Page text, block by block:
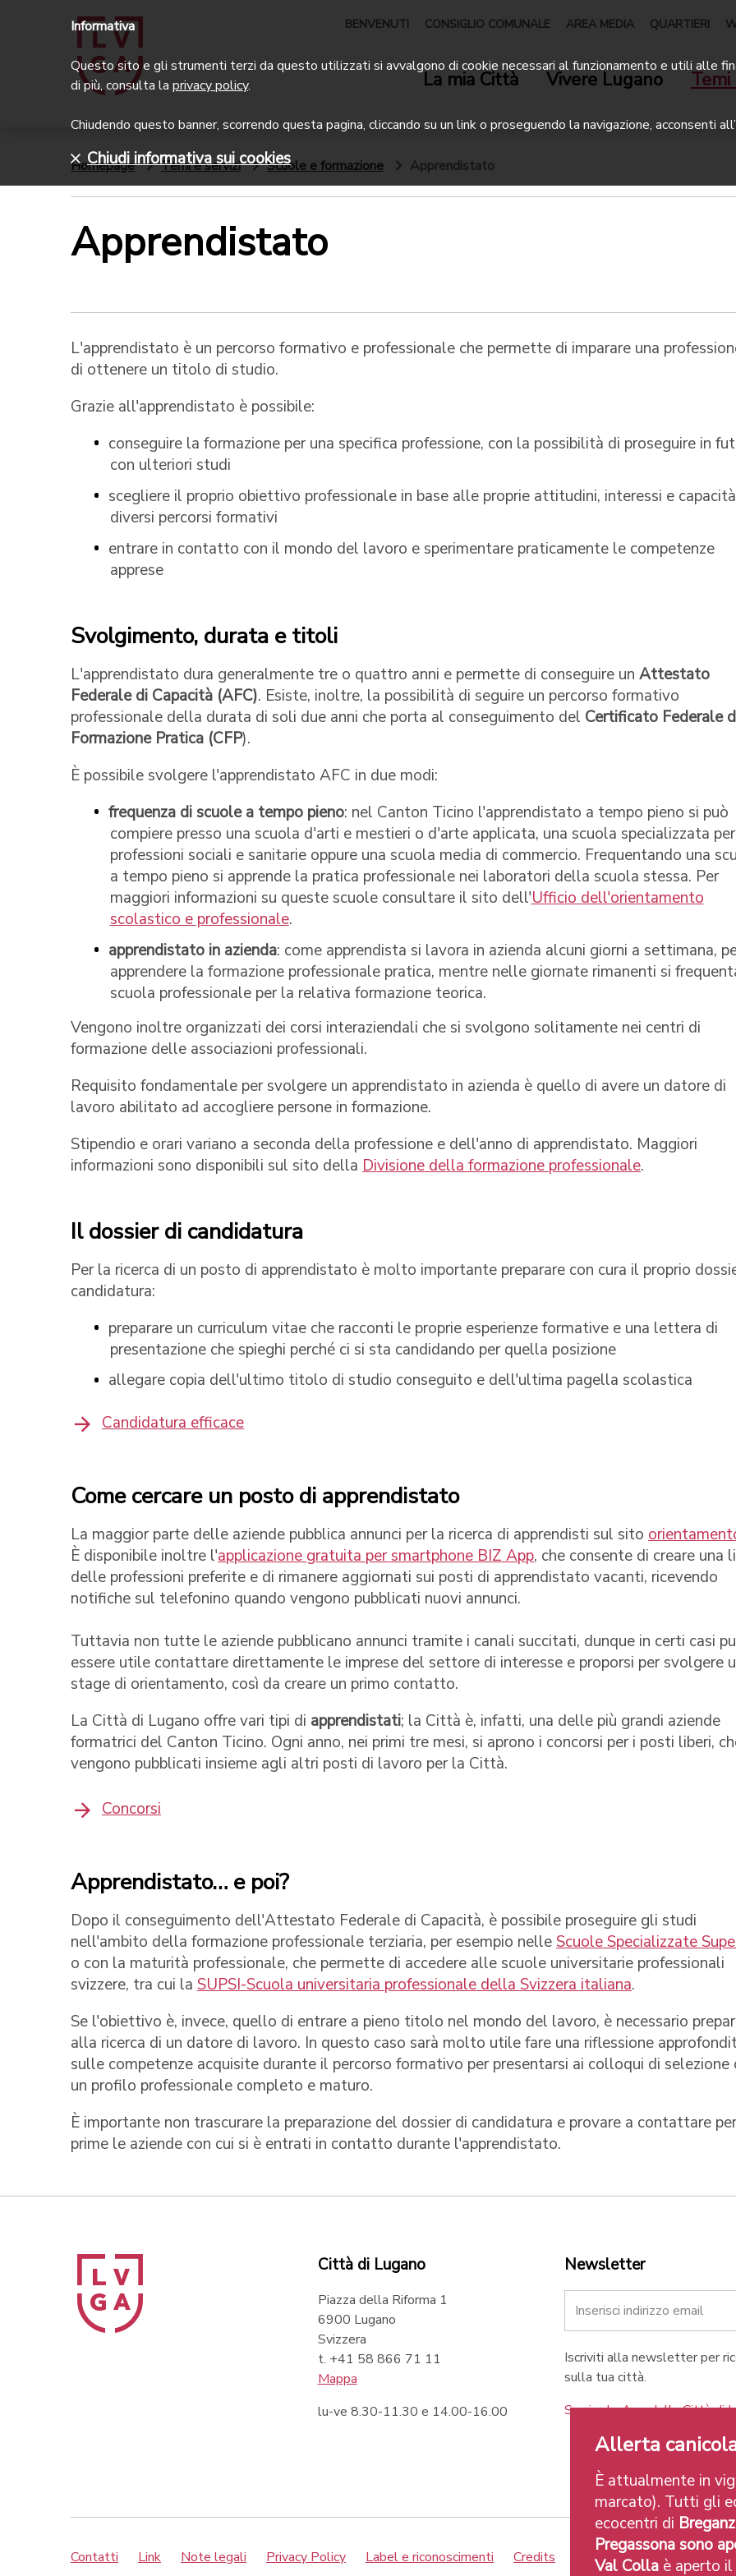
BENVENUTI CONSIGLIO COMUNALE AREA MEDIA QUARTIERI
La mia Città Vivere Lugano Temi
Homepage Temi e servizi Scuole e formazione Apprendistato
Apprendistato
L'apprendistato è un percorso formativo e professionale che permette di imparare una
di ottenere un titolo di studio.
Grazie all'apprendistato è possibile:
conseguire la formazione per una specifica professione, con la possibilità di proseguire in
con ulteriori studi
scegliere il proprio obiettivo professionale in base alle proprie attitudini, interessi e
diversi percorsi formativi
entrare in contatto con il mondo del lavoro e sperimentare praticamente le competenze
apprese
Svolgimento, durata e titoli
L'apprendistato dura generalmente tre o quattro anni e permette di conseguire un Attestato
Federale di Capacità (AFC). Esiste, inoltre, la possibilità di seguire un percorso formativo
professionale della durata di soli due anni che porta al conseguimento del Certificato Federale
Formazione Pratica (CFP).
È possibile svolgere l'apprendistato AFC in due modi:
frequenza di scuole a tempo pieno: nel Canton Ticino l'apprendistato a tempo pieno si può
compiere presso una scuola d'arti e mestieri o d'arte applicata, una scuola specializzata
professioni sociali e sanitarie oppure una scuola media di commercio. Frequentando una
a tempo pieno si apprende la pratica professionale nei laboratori della scuola stessa. Per
maggiori informazioni su queste scuole consultare il sito dell'Ufficio dell'orientamento
scolastico e professionale.
apprendistato in azienda: come apprendista si lavora in azienda alcuni giorni a settimana,
apprendere la formazione professionale pratica, mentre nelle giornate rimanenti si
scuola professionale per la relativa formazione teorica.
Vengono inoltre organizzati dei corsi interaziendali che si svolgono solitamente nei centri di
formazione delle associazioni professionali.
Requisito fondamentale per svolgere un apprendistato in azienda è quello di avere un datore di
lavoro abilitato ad accogliere persone in formazione.
Stipendio e orari variano a seconda della professione e dell'anno di apprendistato. Maggiori
informazioni sono disponibili sul sito della Divisione della formazione professionale.
Il dossier di candidatura
Per la ricerca di un posto di apprendistato è molto importante preparare con cura il proprio
candidatura:
preparare un curriculum vitae che racconti le proprie esperienze formative e una lettera di
presentazione che spieghi perché ci si sta candidando per quella posizione
allegare copia dell'ultimo titolo di studio conseguito e dell'ultima pagella scolastica
Candidatura efficace
Come cercare un posto di apprendistato
La maggior parte delle aziende pubblica annunci per la ricerca di apprendisti sul sito
È disponibile inoltre l'applicazione gratuita per smartphone BIZ App, che consente di creare una
delle professioni preferite e di rimanere aggiornati sui posti di apprendistato vacanti, ricevendo
notifiche sul telefonino quando vengono pubblicati nuovi annunci.
Tuttavia non tutte le aziende pubblicano annunci tramite i canali succitati, dunque in certi casi
essere utile contattare direttamente le imprese del settore di interesse e proporsi per svolgere
stage di orientamento, così da creare un primo contatto.
La Città di Lugano offre vari tipi di apprendistati; la Città è, infatti, una delle più grandi aziende
formatrici del Canton Ticino. Ogni anno, nei primi tre mesi, si aprono i concorsi per i posti liberi,
vengono pubblicati insieme agli altri posti di lavoro per la Città.
Concorsi
Apprendistato… e poi?
Dopo il conseguimento dell'Attestato Federale di Capacità, è possibile proseguire gli studi
nell'ambito della formazione professionale terziaria, per esempio nelleScuole Specializzate
o con la maturità professionale, che permette di accedere alle scuole universitarie professionali
svizzere, tra cui la SUPSI-Scuola universitaria professionale della Svizzera italiana.
Se l'obiettivo è, invece, quello di entrare a pieno titolo nel mondo del lavoro, è necessario
alla ricerca di un datore di lavoro. In questo caso sarà molto utile fare una riflessione
sulle competenze acquisite durante il percorso formativo per presentarsi ai colloqui di selezione
un profilo professionale completo e maturo.
È importante non trascurare la preparazione del dossier di candidatura e provare a contattare per
prime le aziende con cui si è entrati in contatto durante l'apprendistato.
Città di Lugano
Piazza della Riforma 1
6900 Lugano
Svizzera
t. +41 58 866 71 11
Mappa
lu-ve 8.30-11.30 e 14.00-16.00
Newsletter
Iscriviti alla newsletter per
sulla tua città.
Scarica le App della Città di
Contatti Link Note legali Privacy Policy Label e riconoscimenti
Credits
Allerta
È attualmente in
marcato). Tutti gli
ecocentri di
Pregassona sono
Val Colla è aperto
Informativa
Questo sito e gli strumenti terzi da questo utilizzati si avvalgono di cookie necessari al funzionamento e utili alle
di più, consulta la privacy policy.
Chiudendo questo banner, scorrendo questa pagina, cliccando su un link o proseguendo la navigazione, acconsenti
Chiudi informativa sui cookies